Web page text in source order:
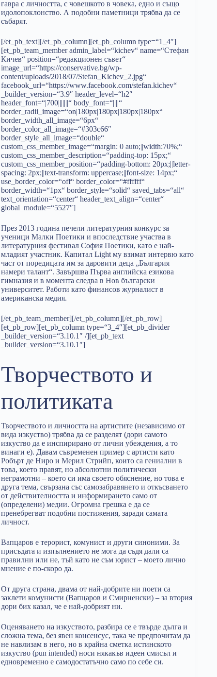
гавра с личността, с човешкото в човека, едно и също
идолопоклонство. А подобни паметници трябва да се
събарят.
[/et_pb_text][/et_pb_column][et_pb_column type=“1_4″]
[et_pb_team_member admin_label=“kichev“ name=“Стефан
Кичев“ position=“редакционен съвет“
image_url=“https://conservative.bg/wp-
content/uploads/2018/07/Stefan_Kichev_2.jpg“
facebook_url=“https://www.facebook.com/stefan.kichev“
_builder_version=“3.9″ header_level=“h2″
header_font=“|700|||||||“ body_font=“||||“
border_radii_image=“on|180px|180px|180px|180px“
border_width_all_image=“6px“
border_color_all_image=“#303c66″
border_style_all_image=“double“
custom_css_member_image=“margin: 0 auto;||width:70%;“
custom_css_member_description=“padding-top: 15px;“
custom_css_member_position=“padding-bottom: 20px;||letter-
spacing: 2px;||text-transform: uppercase;||font-size: 14px;“
use_border_color=“off“ border_color=“#ffffff“
border_width=“1px“ border_style=“solid“ saved_tabs=“all“
text_orientation=“center“ header_text_align=“center“
global_module=“5527″]
През 2013 година печели литературния конкурс за
ученици Малки Поетики и впоследствие участва в
литературния фестивал София Поетики, като е най-
младият участник. Капитал Light му взимат интервю като
част от поредицата им за даровити деца „България
намери талант“. Завършва Първа английска езикова
гимназия и в момента следва в Нов български
университет. Работи като финансов журналист в
американска медия.
[/et_pb_team_member][/et_pb_column][/et_pb_row]
[et_pb_row][et_pb_column type=“3_4″][et_pb_divider
_builder_version=“3.10.1″ /][et_pb_text
_builder_version=“3.10.1″]
Творчеството и
политиката
Творчеството и личността на артистите (независимо от
вида изкуство) трябва да се разделят (дори самото
изкуство да е инспирирано от лични убеждения, а то
винаги е). Давам съвременен пример с артисти като
Робърт де Ниро и Мерил Стрийп, които са гениални в
това, което правят, но абсолютни политически
неграмотни – което си има своето обяснение, но това е
друга тема, свързана със самозабравянето и откъсването
от действителността и информирането само от
(определени) медии. Огромна грешка е да се
пренебрегват подобни постижения, заради самата
личност.
Вапцаров е терорист, комунист и други синоними. За
присъдата и изпълнението не мога да съдя дали са
правилни или не, тъй като не съм юрист – моето лично
мнение е по-скоро да.
От друга страна, двама от най-добрите ни поети са
заклети комунисти (Вапцаров и Смирненски) – за втория
дори бих казал, че е най-добрият ни.
Оценяването на изкуството, разбира се е твърде дълга и
сложна тема, без явен консенсус, така че предпочитам да
не навлизам в него, но в крайна сметка истинското
изкуство (pun intended) носи някакъв идеен смисъл и
едновременно е самодостатъчно само по себе си.